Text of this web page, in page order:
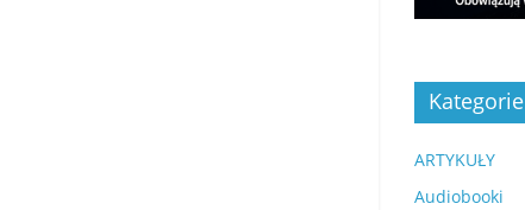
Kategorie
ARTYKUŁY
Audiobooki